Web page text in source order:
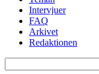
Intervjuer
FAQ
Arkivet
Redaktionen